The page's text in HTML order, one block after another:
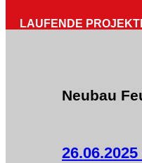
LAUFENDE
Neubau